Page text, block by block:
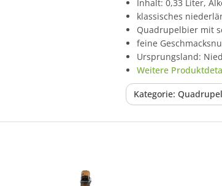
Inhalt: 0,33 Liter,
klassisches
Quadrupelbier mit
feine
Ursprungsland:
Weitere
Kategorie: Quadrupel